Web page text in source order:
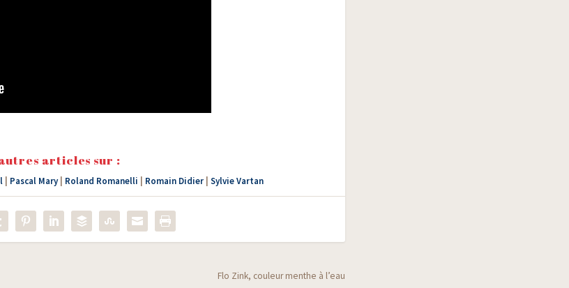
articles sur :
| Pascal Mary| Roland Romanelli Romain Didier| Sylvie Vartan
Flo Zink, couleur menthe à l’eau